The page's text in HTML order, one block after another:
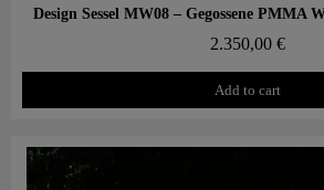
Aperçu rapide
2.350,00 €
Add to cart